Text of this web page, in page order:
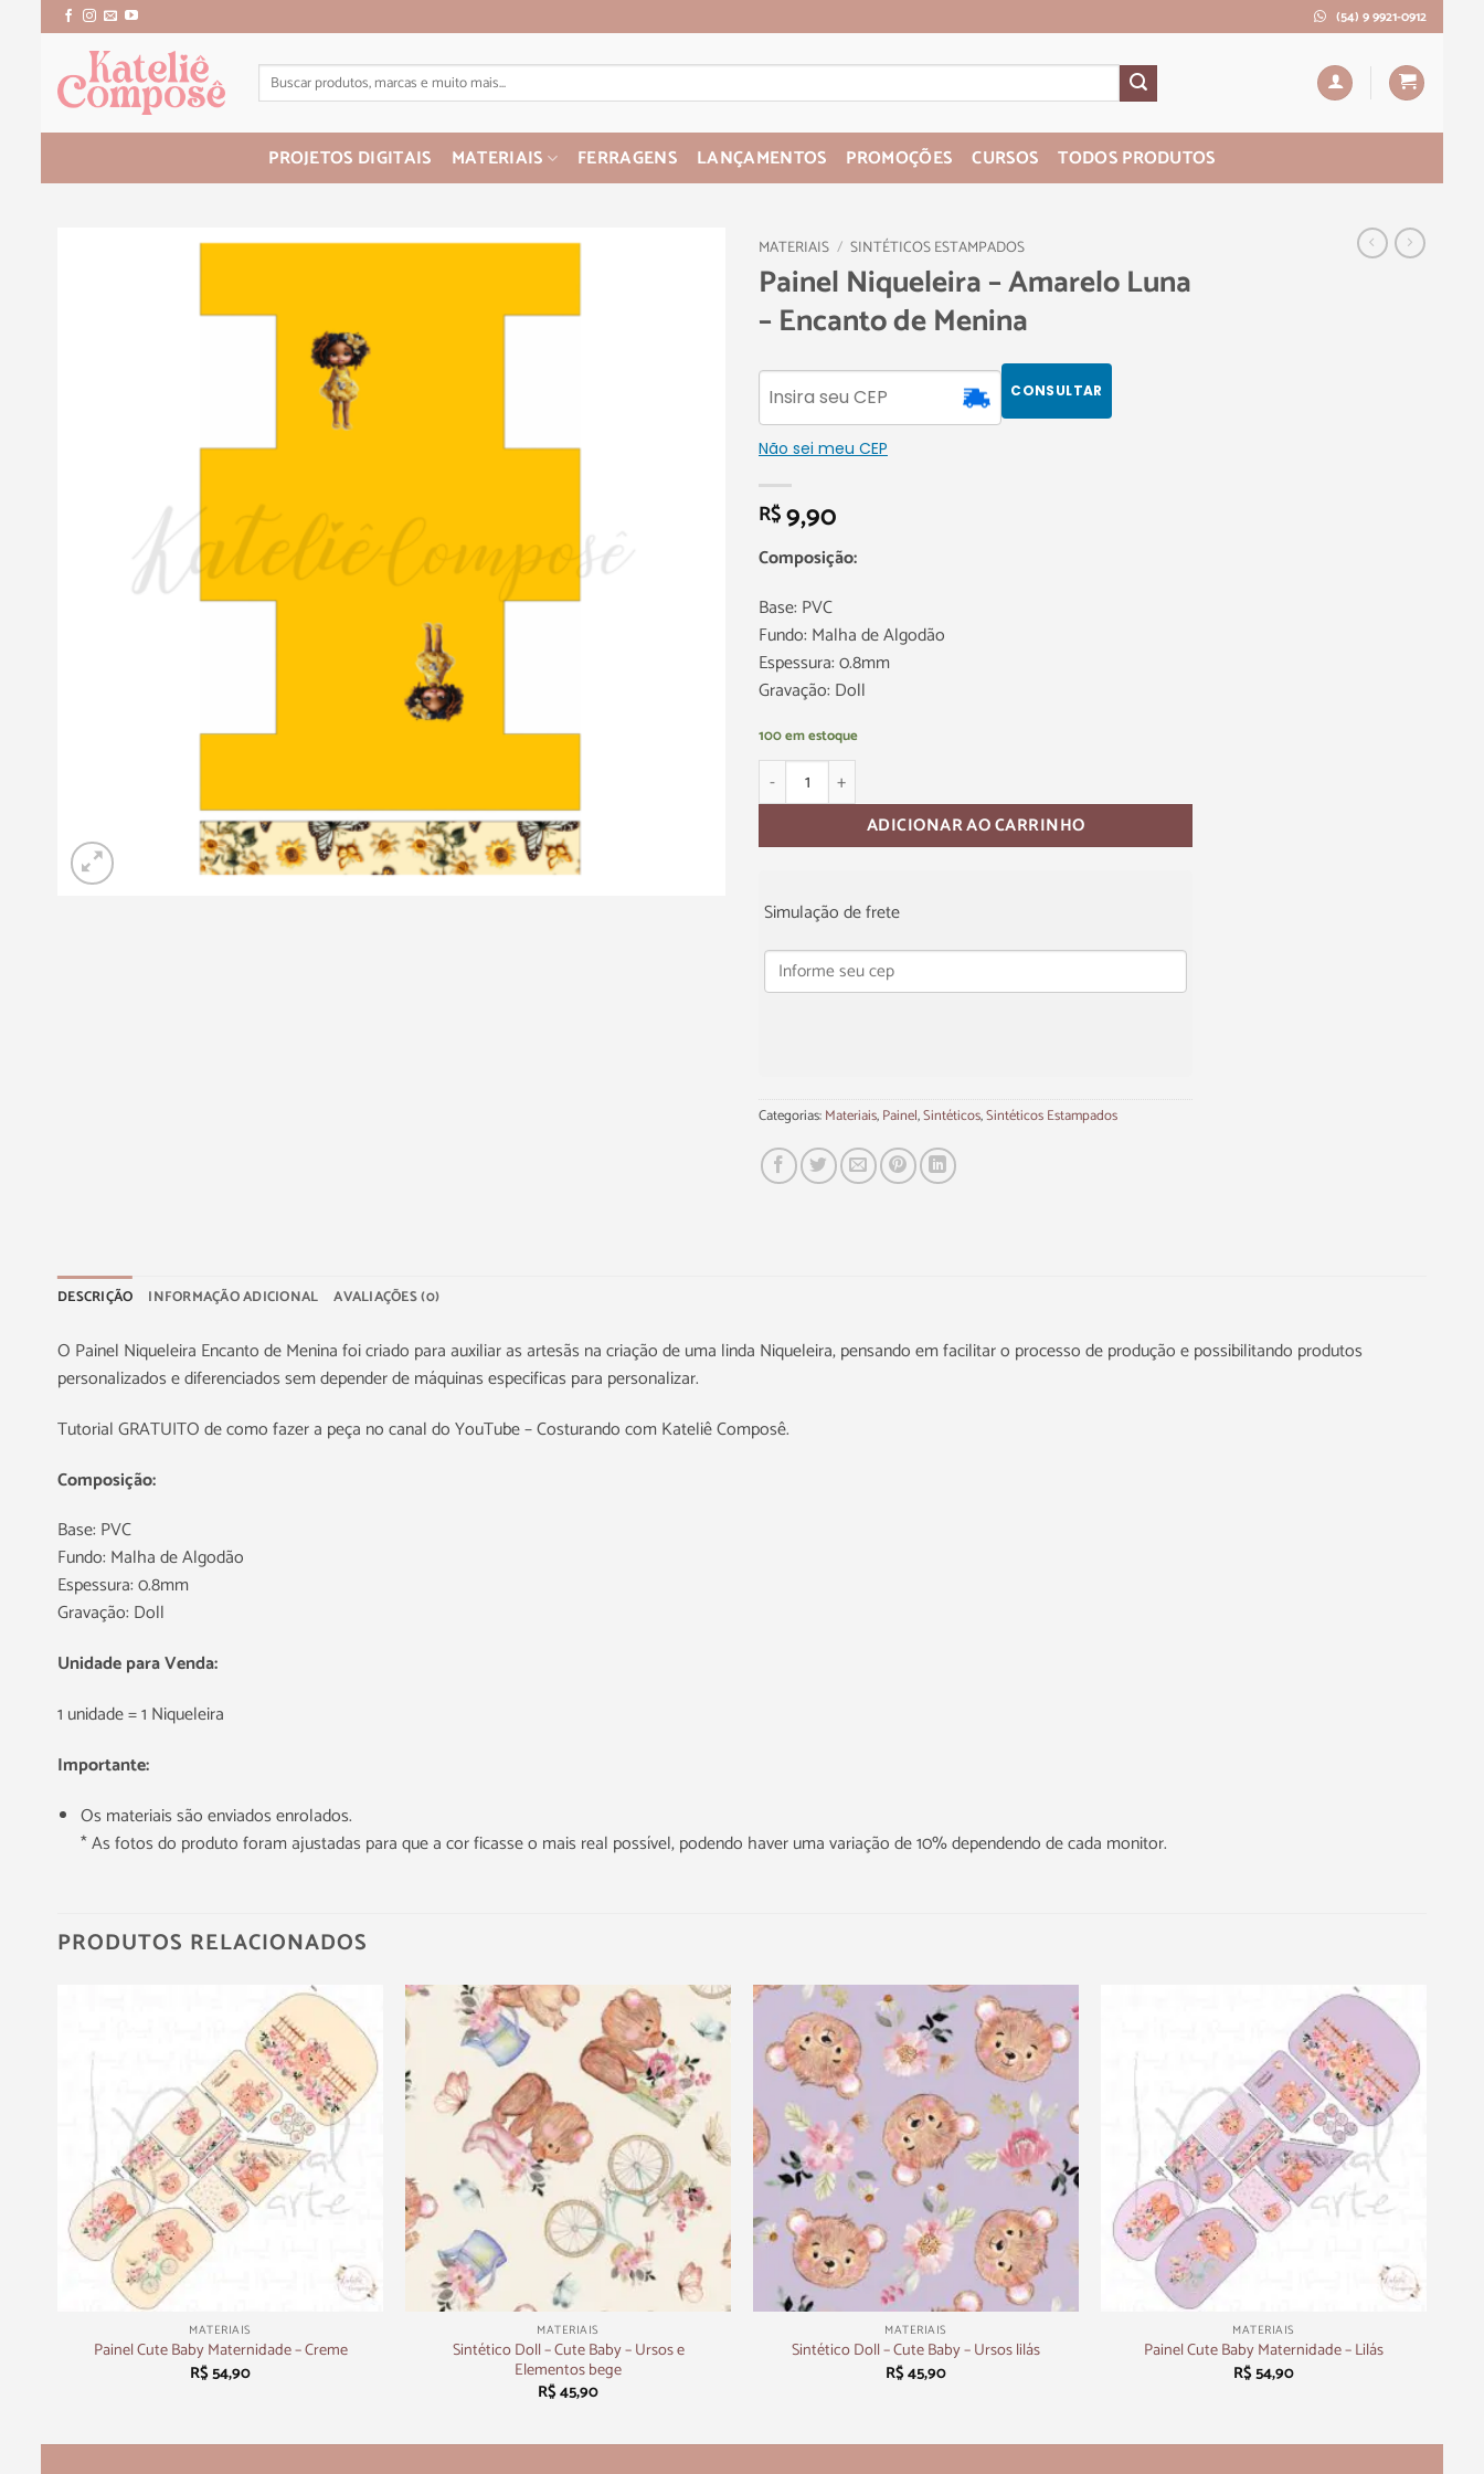
(54) 9 9921-0912
PROJETOS DIGITAIS MATERIAIS FERRAGENS LANÇAMENTOS PROMOÇÕES CURSOS TODOS PRODUTOS
MATERIAIS / SINTÉTICOS ESTAMPADOS
Painel Niqueleira – Amarelo Luna
– Encanto de Menina
CONSULTAR
Não sei meu CEP
R$9,90
Composição:
Base: PVC
Fundo: Malha de Algodão
Espessura: 0.8mm
Gravação: Doll
100 em estoque
ADICIONAR AO CARRINHO
Simulação de frete
Categorias:Materiais,Painel,Sintéticos,Sintéticos Estampados
DESCRIÇÃO INFORMAÇÃO ADICIONAL AVALIAÇÕES (0)
O Painel Niqueleira Encanto de Menina foi criado para auxiliar as artesãs na criação de uma linda Niqueleira, pensando em facilitar o processo de produção e possibilitando produtos
personalizados e diferenciados sem depender de máquinas especificas para personalizar.
Tutorial GRATUITO de como fazer a peça no canal do YouTube – Costurando com Kateliê Composê.
Composição:
Base: PVC
Fundo: Malha de Algodão
Espessura: 0.8mm
Gravação: Doll
Unidade para Venda:
1 unidade = 1 Niqueleira
Importante:
Os materiais são enviados enrolados.
* As fotos do produto foram ajustadas para que a cor ficasse o mais real possível, podendo haver uma variação de 10% dependendo de cada monitor.
PRODUTOS RELACIONADOS
MATERIAIS
Painel Cute Baby Maternidade – Creme
R$54,90
+
MATERIAIS
Sintético Doll – Cute Baby – Ursos e
Elementos bege
R$45,90
+
MATERIAIS
Sintético Doll – Cute Baby – Ursos lilás
R$45,90
MATERIAIS
Painel Cute Baby Maternidade – Lilás
R$54,90